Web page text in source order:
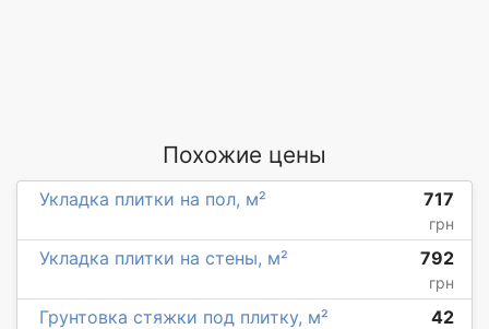
Похожие цены
Укладка плитки на пол, м² 717
грн
Укладка плитки на стены, м² 792
грн
Грунтовка стяжки под плитку, м² 42